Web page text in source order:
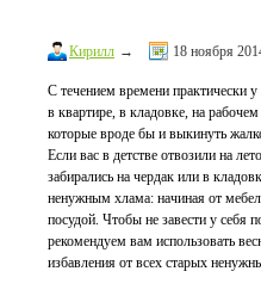
Кирилл → 18 ноября
С течением времени практически
в квартире, в кладовке, на
которые вроде бы и выкинуть
Если вас в детстве отвозили на
забирались на чердак или в
ненужным хлама: начиная от
посудой. Чтобы не завести у себя
рекомендуем вам использовать
избавления от всех старых